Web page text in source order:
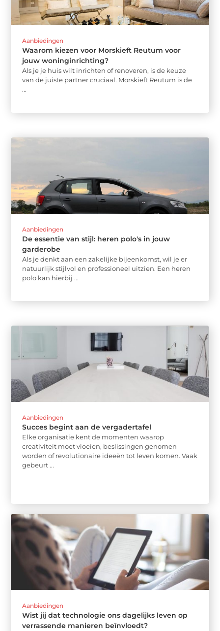
Aanbiedingen
Waarom kiezen voor Morskieft Reutum voor
jouw woninginrichting?
Als je je huis wilt inrichten of renoveren, is de keuze
van de juiste partner cruciaal. Morskieft Reutum is de
...
Aanbiedingen
De essentie van stijl: heren polo's in jouw
garderobe
Als je denkt aan een zakelijke bijeenkomst, wil je er
natuurlijk stijlvol en professioneel uitzien. Een heren
polo kan hierbij ...
Aanbiedingen
Succes begint aan de vergadertafel
Elke organisatie kent de momenten waarop
creativiteit moet vloeien, beslissingen genomen
worden of revolutionaire ideeën tot leven komen. Vaak
gebeurt ...
Aanbiedingen
Wist jij dat technologie ons dagelijks leven op
verrassende manieren beïnvloedt?